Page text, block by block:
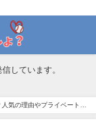
しています。
気の理由やプライベート・